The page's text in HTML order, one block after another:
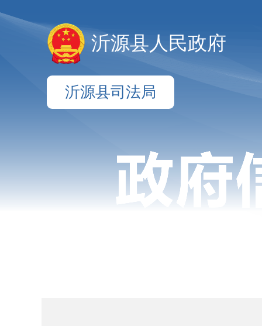
沂源县人民政府
沂源县司法局